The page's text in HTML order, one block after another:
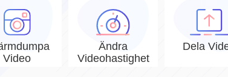
Video
Ändra
Videohastighet
Dela